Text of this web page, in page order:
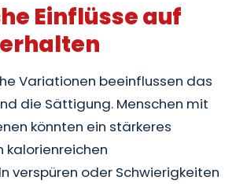
Einflüsse auf
Variationen beeinflussen das
die Sättigung. Menschen mit
könnten ein stärkeres
kalorienreichen
verspüren oder Schwierigkeiten